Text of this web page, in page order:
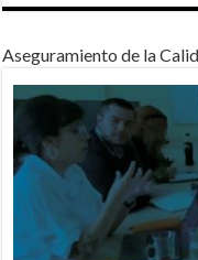
Aseguramiento de la